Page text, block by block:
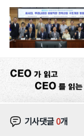
기사댓글0개